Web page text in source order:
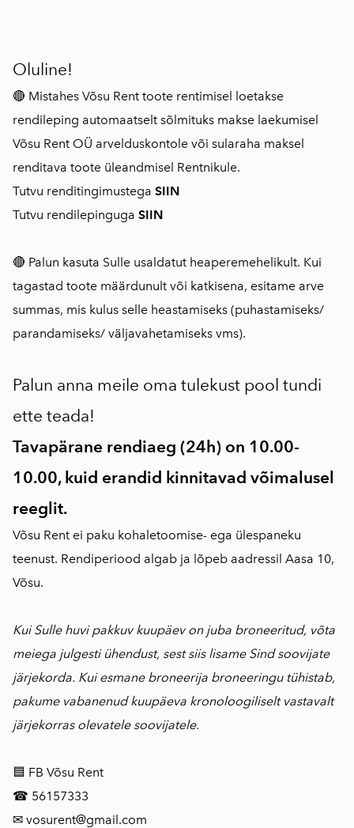
Oluline!
🔴 Mistahes Võsu Rent toote rentimisel loetakse
rendileping automaatselt sõlmituks makse laekumisel
Võsu Rent OÜ arvelduskontole või sularaha maksel
renditava toote üleandmisel Rentnikule.
Tutvu renditingimustega SIIN
Tutvu rendilepinguga SIIN
🔴 Palun kasuta Sulle usaldatut heaperemehelikult. Kui
tagastad toote määrdunult või katkisena, esitame arve
summas, mis kulus selle heastamiseks (puhastamiseks/
parandamiseks/ väljavahetamiseks vms).
Palun anna meile oma tulekust pool tundi
ette teada!
Tavapärane rendiaeg (24h) on 10.00-
10.00, kuid erandid kinnitavad võimalusel
reeglit.
Võsu Rent ei paku kohaletoomise- ega ülespaneku
teenust. Rendiperiood algab ja lõpeb aadressil Aasa 10,
Võsu.
Kui Sulle huvi pakkuv kuupäev on juba broneeritud, võta
meiega julgesti ühendust, sest siis lisame Sind soovijate
järjekorda. Kui esmane broneerija broneeringu tühistab,
pakume vabanenud kuupäeva kronoloogiliselt vastavalt
järjekorras olevatele soovijatele.
🟦 FB Võsu Rent
☎ 56157333
✉ vosurent@gmail.com